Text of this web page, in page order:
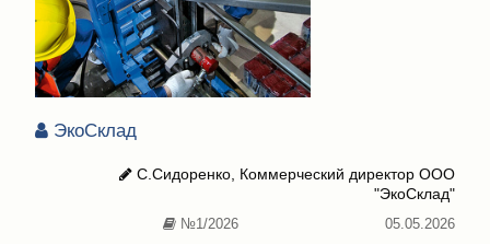
ЭкоСклад
С.Сидоренко, Коммерческий директор ООО
"ЭкоСклад"
№1/2026
05.05.2026